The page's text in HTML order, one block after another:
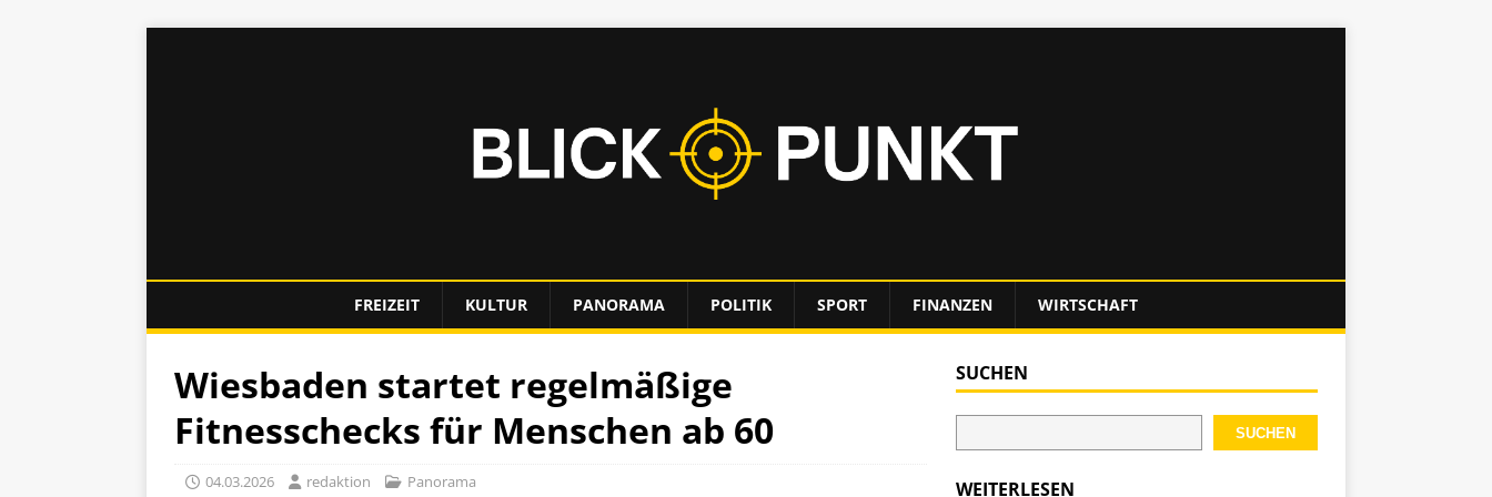
FREIZEIT KULTUR PANORAMA POLITIK SPORT FINANZEN WIRTSCHAFT
Wiesbaden startet regelmäßige
Fitnesschecks für Menschen ab 60
04.03.2026 redaktion Panorama
SUCHEN
SUCHEN
WEITERLESEN